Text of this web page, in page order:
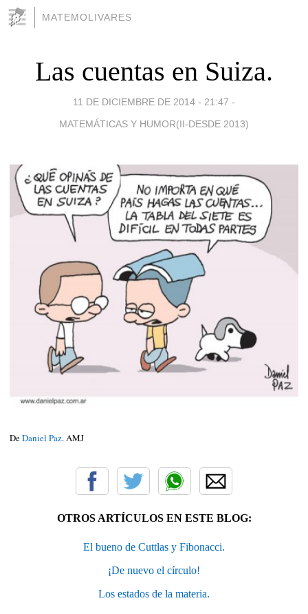
MATEMOLIVARES
Las cuentas en Suiza.
11 DE DICIEMBRE DE 2014 - 21:47 -
MATEMÁTICAS Y HUMOR(II-DESDE 2013)
DeDaniel Paz. AMJ
OTROS ARTÍCULOS EN ESTE BLOG:
El bueno de Cuttlas y Fibonacci.
¡De nuevo el círculo!
Los estados de la materia.